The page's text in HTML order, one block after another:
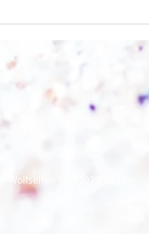
Wolfseifen 17, 57072 Siegen